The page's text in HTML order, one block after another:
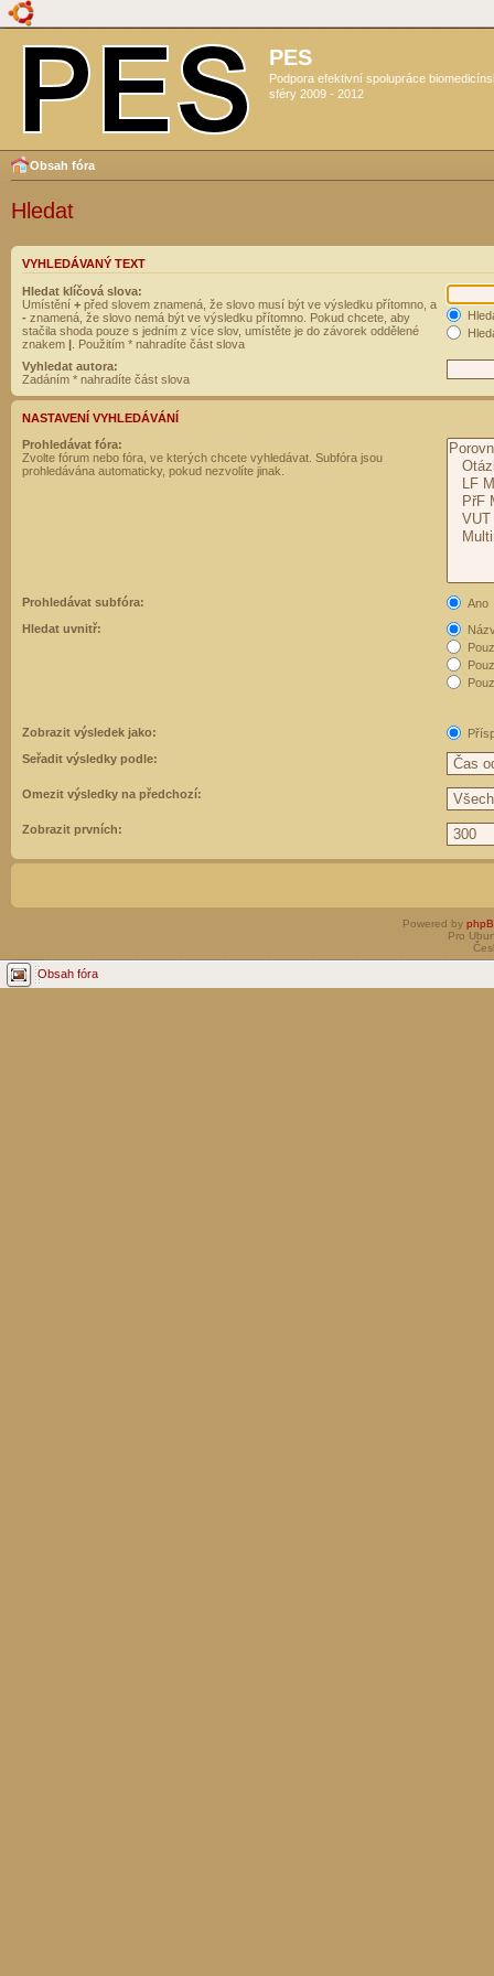
PES
Podpora efektivní spolupráce
sféry 2009 - 2012
Obsah fóra
Hledat
VYHLEDÁVANÝ TEXT
Hledat klíčová slova:
Umístění + před slovem znamená, že slovo musí být ve výsledku přítomno, a
- znamená, že slovo nemá být ve výsledku přítomno. Pokud chcete, aby
stačila shoda pouze s jedním z více slov, umístěte je do závorek oddělené
znakem | . Použitím * nahradíte část slova
Vyhledat autora:
Zadáním * nahradíte část slova
NASTAVENÍ VYHLEDÁVÁNÍ
Prohledávat fóra:
Zvolte fórum nebo fóra, ve kterých chcete vyhledávat. Subfóra jsou
prohledávána automaticky, pokud nezvolíte jinak.
Prohledávat subfóra:
Ano
Hledat uvnitř:
Zobrazit výsledek jako:
Seřadit výsledky podle:
Omezit výsledky na předchozí:
Zobrazit prvních:
Powered by
Pro
Obsah fóra